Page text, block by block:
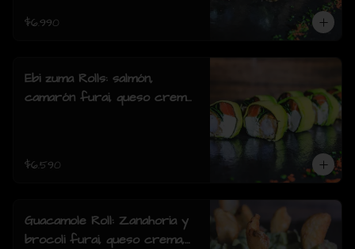
$6.990
Ebi zuma Rolls: salmón,
camarón furai, queso crema,
$6.590
Guacamole Roll: Zanahoria y
brocoli furai, queso crema,